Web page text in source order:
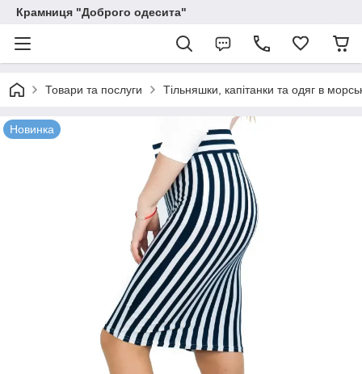
Крамниця "Доброго одесита"
Товари та послуги Тільняшки, капітанки та одяг в
Новинка